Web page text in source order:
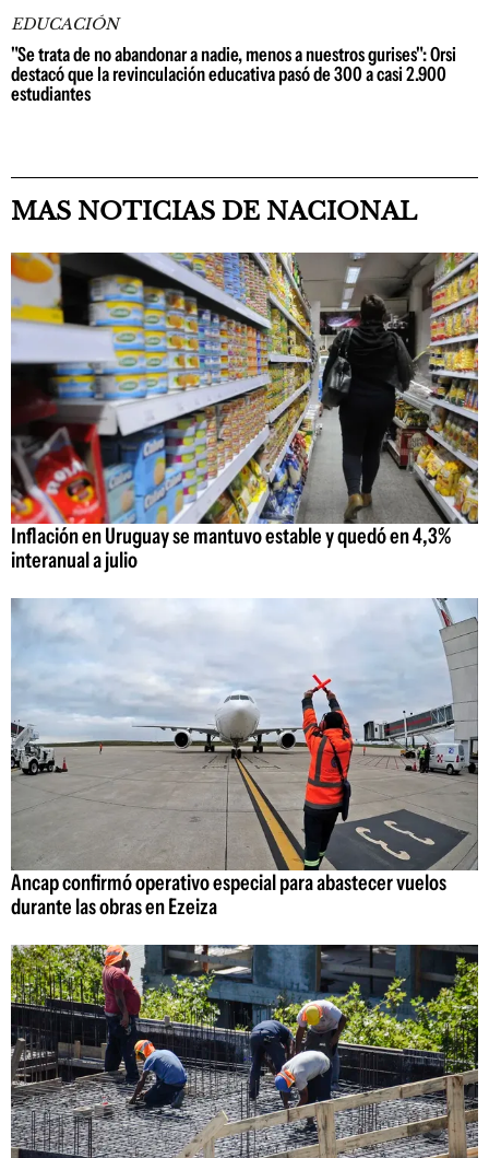
EDUCACIÓN
"Se trata de no abandonar a nadie, menos a nuestros gurises": Orsi
destacó que la revinculación educativa pasó de 300 a casi 2.900
estudiantes
MAS NOTICIAS DE NACIONAL
Inflación en Uruguay se mantuvo estable y quedó en 4,3%
interanual a julio
Ancap confirmó operativo especial para abastecer vuelos
durante las obras en Ezeiza